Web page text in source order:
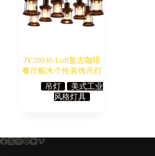
JY20030-Loft复古咖啡
餐厅船木个性装饰吊灯
吊灯
美式工业
风格灯具